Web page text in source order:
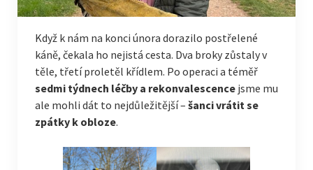
Když k nám na konci února dorazilo postřelené
káně, čekala ho nejistá cesta. Dva broky zůstaly v
těle, třetí proletěl křídlem. Po operaci a téměř
sedmi týdnech léčby a rekonvalescencejsme mu
ale mohli dát to nejdůležitější – šanci vrátit se
zpátky k obloze.